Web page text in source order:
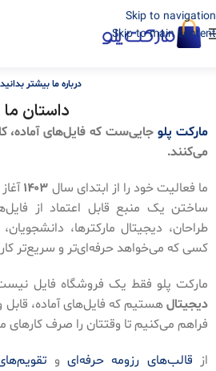
Skip to navigation
Skip to main content
درباره ما بیشتر
داستان ما
مارکت پلوجایی‌ست که فایل‌های آماده،
می‌کنند.
ما فعالیت خود را از ابتدای سال ۱۴۰۳
ساختن یک منبع قابل اعتماد از
طراحان، دیجیتال مارکترها،
کسی که می‌خواهد حرفه‌ای‌تر و سریع‌تر
مارکت پلو فقط یک فروشگاه فایل
دیجیتالهستیم که فایل‌های آماده،
فراهم می‌کنیم تا وقتتان را صرف کارهای
از قالب‌های رزومه حرفه‌ایو